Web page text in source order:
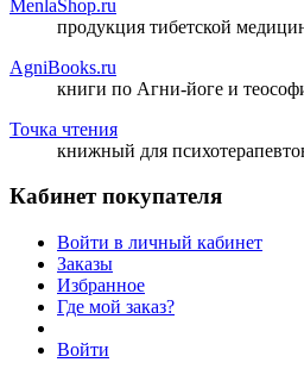
MenlaShop.ru
продукция тибетской
AgniBooks.ru
книги по Агни-йоге и
Точка чтения
книжный для
Кабинет покупателя
Войти в личный кабинет
Заказы
Избранное
Где мой заказ?
Войти